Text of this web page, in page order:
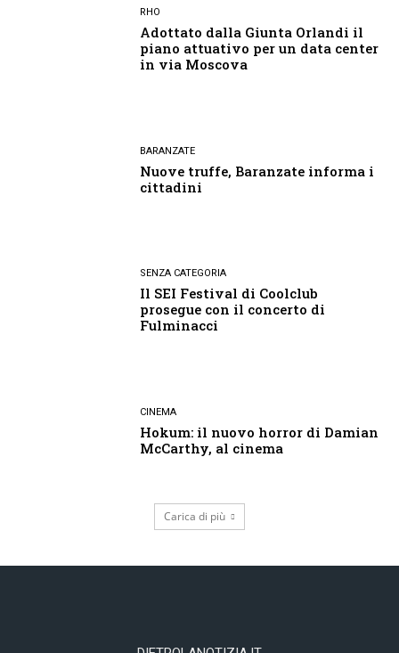
RHO
Adottato dalla Giunta Orlandi il
piano attuativo per un data center
in via Moscova
BARANZATE
Nuove truffe, Baranzate informa i
cittadini
SENZA CATEGORIA
Il SEI Festival di Coolclub
prosegue con il concerto di
Fulminacci
CINEMA
Hokum: il nuovo horror di Damian
McCarthy, al cinema
Carica di più